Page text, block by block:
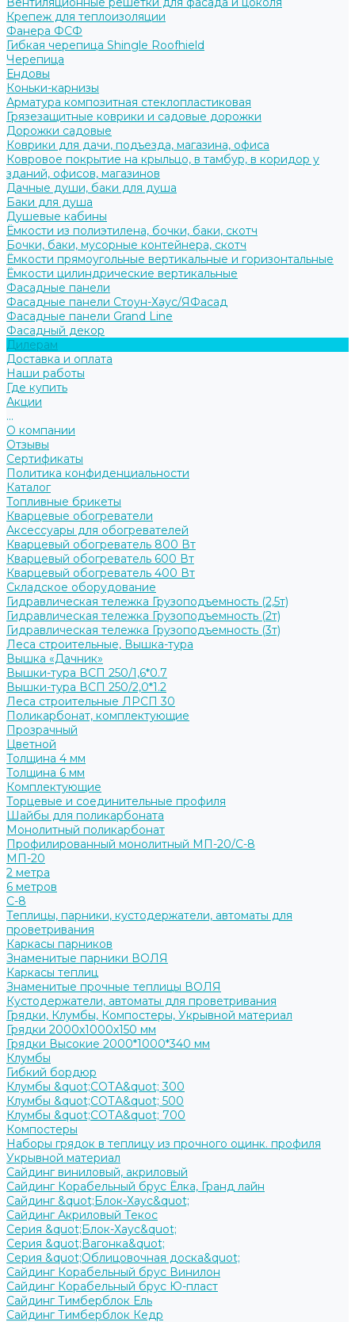
Крепеж для теплоизоляции
Фанера ФСФ
Гибкая черепица Shingle Roofhield
Черепица
Ендовы
Коньки-карнизы
Арматура композитная стеклопластиковая
Грязезащитные коврики и садовые дорожки
Дорожки садовые
Коврики для дачи, подъезда, магазина, офиса
Ковровое покрытие на крыльцо, в тамбур, в коридор у
зданий, офисов, магазинов
Дачные души, баки для душа
Баки для душа
Душевые кабины
Ёмкости из полиэтилена, бочки, баки, скотч
Бочки, баки, мусорные контейнера, скотч
Ёмкости прямоугольные вертикальные и горизонтальные
Ёмкости цилиндрические вертикальные
Фасадные панели
Фасадные панели Стоун-Хаус/ЯФасад
Фасадные панели Grand Line
Фасадный декор
Дилерам
Доставка и оплата
Наши работы
Где купить
Акции
...
О компании
Отзывы
Сертификаты
Политика конфиденциальности
Каталог
Топливные брикеты
Кварцевые обогреватели
Аксессуары для обогревателей
Кварцевый обогреватель 800 Вт
Кварцевый обогреватель 600 Вт
Кварцевый обогреватель 400 Вт
Складское оборудование
Гидравлическая тележка Грузоподъемность (2,5т)
Гидравлическая тележка Грузоподъемность (2т)
Гидравлическая тележка Грузоподъемность (3т)
Леса строительные, Вышка-тура
Вышка «Дачник»
Вышки-тура ВСП 250/1,6*0.7
Вышки-тура ВСП 250/2,0*1.2
Леса строительные ЛРСП 30
Поликарбонат, комплектующие
Прозрачный
Цветной
Толщина 4 мм
Толщина 6 мм
Комплектующие
Торцевые и соединительные профиля
Шайбы для поликарбоната
Монолитный поликарбонат
Профилированный монолитный МП-20/С-8
МП-20
2 метра
6 метров
С-8
Теплицы, парники, кустодержатели, автоматы для
проветривания
Каркасы парников
Знаменитые парники ВОЛЯ
Каркасы теплиц
Знаменитые прочные теплицы ВОЛЯ
Кустодержатели, автоматы для проветривания
Грядки, Клумбы, Компостеры, Укрывной материал
Грядки 2000х1000х150 мм
Грядки Высокие 2000*1000*340 мм
Клумбы
Гибкий бордюр
Клумбы &quot;СОТА&quot; 300
Клумбы &quot;СОТА&quot; 500
Клумбы &quot;СОТА&quot; 700
Компостеры
Наборы грядок в теплицу из прочного оцинк. профиля
Укрывной материал
Сайдинг виниловый, акриловый
Сайдинг Корабельный брус Ёлка, Гранд лайн
Сайдинг &quot;Блок-Хаус&quot;
Сайдинг Акриловый Текос
Серия &quot;Блок-Хаус&quot;
Серия &quot;Вагонка&quot;
Серия &quot;Облицовочная доска&quot;
Сайдинг Корабельный брус Винилон
Сайдинг Корабельный брус Ю-пласт
Сайдинг Тимберблок Ель
Сайдинг Тимберблок Кедр